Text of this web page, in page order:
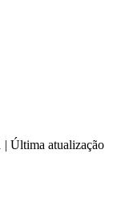
| Última atualização